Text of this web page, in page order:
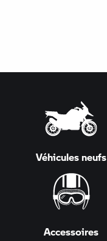
Véhicules neufs
Accessoires